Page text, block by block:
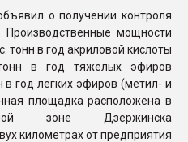
о получении контроля
мощности
тонн в год акриловой кислоты
в год тяжелых эфиров
в год легких эфиров (метил- и
площадка расположена в
зоне Дзержинска
километрах от предприятия